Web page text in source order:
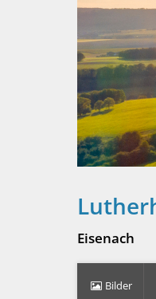
Eisenach
Bilder